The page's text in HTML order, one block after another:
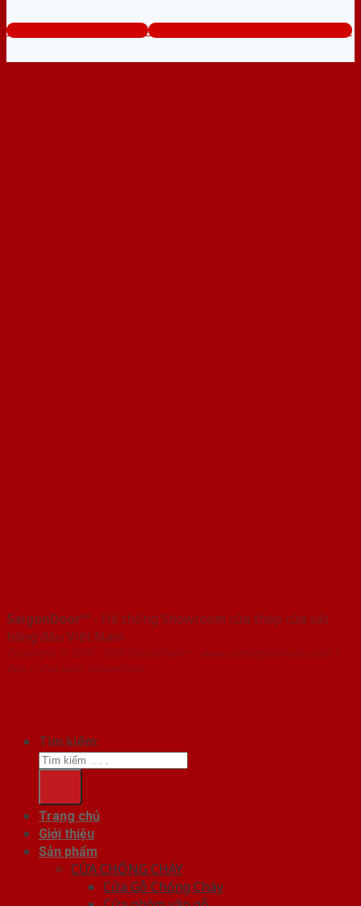
www.muabancuathep.com Tổng đài tư vấn miễn phí: 0824.400.400
SaigonDoor™ - Hệ thống Showroom cửa thép cửa sắt
hàng đầu Việt Nam
Copyright ⓒ 2016 – 2026 SaigonDoor™ - www.cuathephanquoc.com |
Đơn vị chủ quản SaigonDoor
Tìm kiếm:
Trang chủ
Giới thiệu
Sản phẩm
CỬA CHỐNG CHÁY
Cửa Gỗ Chống Cháy